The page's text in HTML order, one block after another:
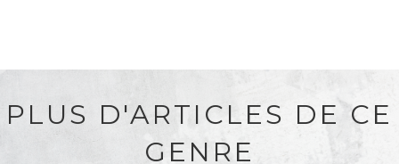
PLUS D'ARTICLES DE CE
GENRE